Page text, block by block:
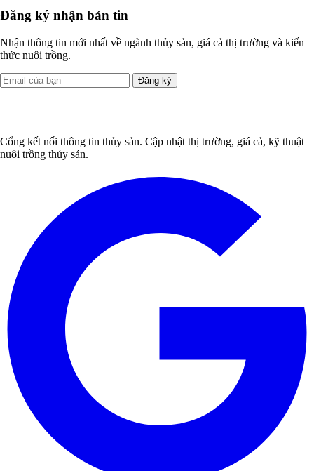
Đăng ký nhận bản tin
Nhận thông tin mới nhất về ngành thủy sản, giá cả thị trường và kiến
thức nuôi trồng.
Đăng ký
Cổng kết nối thông tin thủy sản. Cập nhật thị trường, giá cả, kỹ thuật
nuôi trồng thủy sản.